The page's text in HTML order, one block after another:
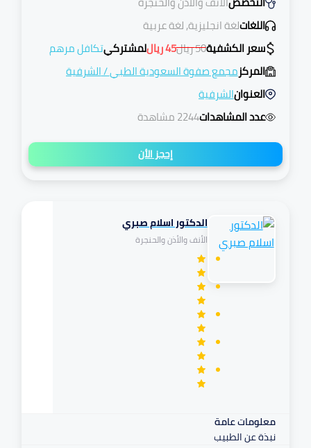
اللغاتلغة انجليزية, لغة عربية
سعر الكشفية50ريال45رياللمشتركيتكافل مرهم
المركزمجمع صفوة السعودية الطبي/الشرفية
العنوانالشرفية
عدد المشاهدات2244 مشاهدة
إحجز الأن
الدكتور اسلام صبري
الأنف والأذن والحنجرة
معلومات عامة
نبذة عن الطبيب